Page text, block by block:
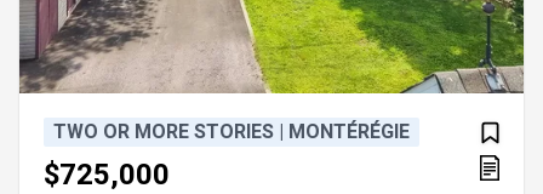
TWO OR MORE STORIES | MONTÉRÉGIE
$725,000